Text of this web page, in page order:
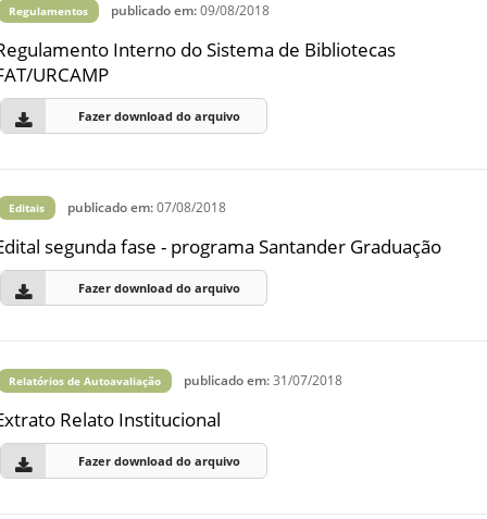
Regulamentos publicado em:09/08/2018
Interno do Sistema de Bibliotecas
URCAMP
Fazer download do arquivo
Editais publicado em:07/08/2018
segunda fase - programa Santander Graduação
Fazer download do arquivo
Relatórios de Autoavaliação publicado em:31/07/2018
Relato Institucional
Fazer download do arquivo